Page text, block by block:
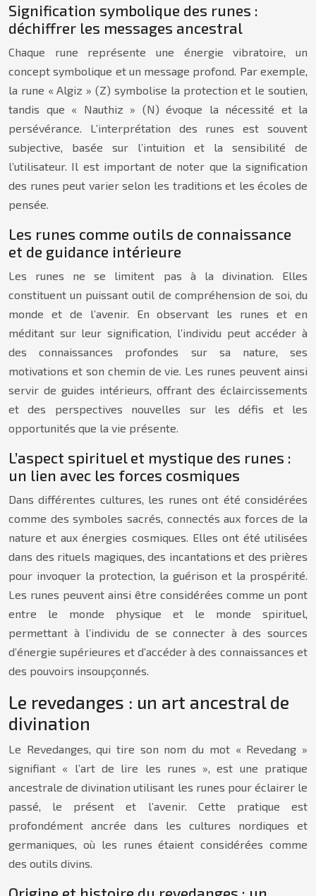
Signification symbolique des runes :
déchiffrer les messages ancestral
Chaque rune représente une énergie vibratoire, un
concept symbolique et un message profond. Par exemple,
la rune « Algiz » (Z) symbolise la protection et le soutien,
tandis que « Nauthiz » (N) évoque la nécessité et la
persévérance. L’interprétation des runes est souvent
subjective, basée sur l’intuition et la sensibilité de
l’utilisateur. Il est important de noter que la signification
des runes peut varier selon les traditions et les écoles de
pensée.
Les runes comme outils de connaissance
et de guidance intérieure
Les runes ne se limitent pas à la divination. Elles
constituent un puissant outil de compréhension de soi, du
monde et de l’avenir. En observant les runes et en
méditant sur leur signification, l’individu peut accéder à
des connaissances profondes sur sa nature, ses
motivations et son chemin de vie. Les runes peuvent ainsi
servir de guides intérieurs, offrant des éclaircissements
et des perspectives nouvelles sur les défis et les
opportunités que la vie présente.
L’aspect spirituel et mystique des runes :
un lien avec les forces cosmiques
Dans différentes cultures, les runes ont été considérées
comme des symboles sacrés, connectés aux forces de la
nature et aux énergies cosmiques. Elles ont été utilisées
dans des rituels magiques, des incantations et des prières
pour invoquer la protection, la guérison et la prospérité.
Les runes peuvent ainsi être considérées comme un pont
entre le monde physique et le monde spirituel,
permettant à l’individu de se connecter à des sources
d’énergie supérieures et d’accéder à des connaissances et
des pouvoirs insoupçonnés.
Le revedanges : un art ancestral de
divination
Le Revedanges, qui tire son nom du mot « Revedang »
signifiant « l’art de lire les runes », est une pratique
ancestrale de divination utilisant les runes pour éclairer le
passé, le présent et l’avenir. Cette pratique est
profondément ancrée dans les cultures nordiques et
germaniques, où les runes étaient considérées comme
des outils divins.